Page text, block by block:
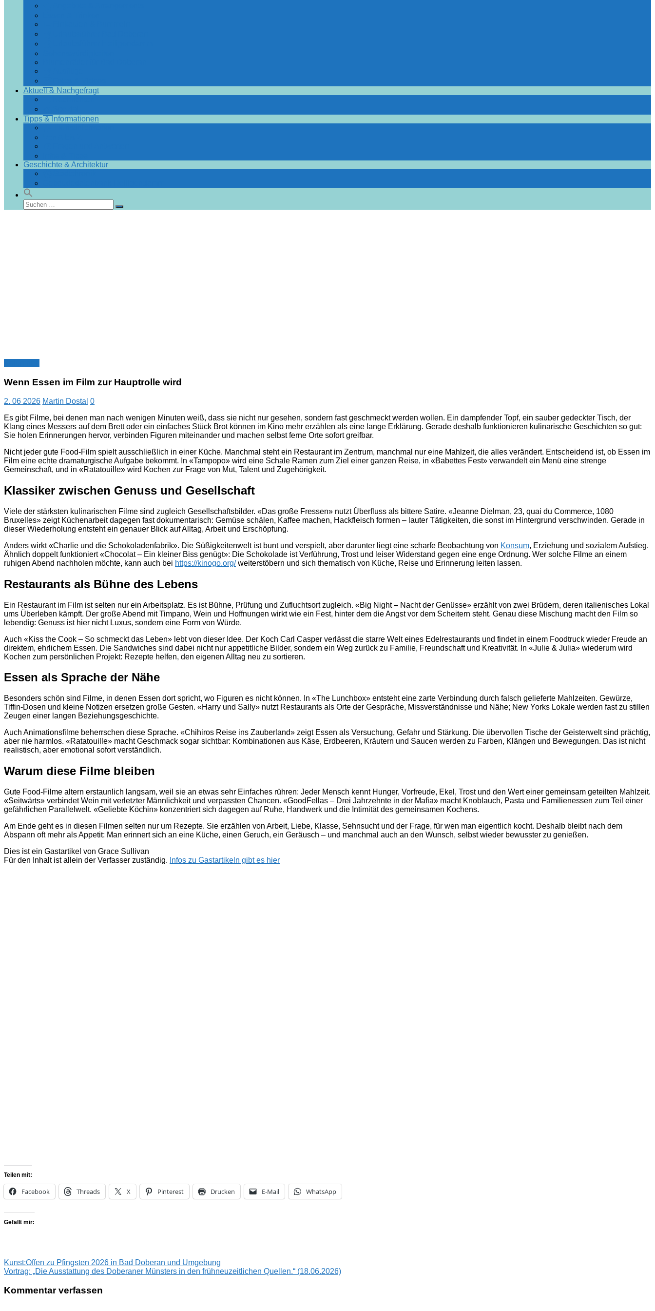
Aktuell & Nachgefragt
Tipps & Informationen
Geschichte & Architektur
Suchen
nach:
Suchen
Wenn Essen im Film zur Hauptrolle wird
2. 06 2026 Martin Dostal 0
Es gibt Filme, bei denen man nach wenigen Minuten weiß, dass sie nicht nur gesehen, sondern fast geschmeckt werden wollen. Ein dampfender Topf, ein sauber gedeckter Tisch, der
Klang eines Messers auf dem Brett oder ein einfaches Stück Brot können im Kino mehr erzählen als eine lange Erklärung. Gerade deshalb funktionieren kulinarische Geschichten so gut:
Sie holen Erinnerungen hervor, verbinden Figuren miteinander und machen selbst ferne Orte sofort greifbar.
Nicht jeder gute Food-Film spielt ausschließlich in einer Küche. Manchmal steht ein Restaurant im Zentrum, manchmal nur eine Mahlzeit, die alles verändert. Entscheidend ist, ob Essen im
Film eine echte dramaturgische Aufgabe bekommt. In «Tampopo» wird eine Schale Ramen zum Ziel einer ganzen Reise, in «Babettes Fest» verwandelt ein Menü eine strenge
Gemeinschaft, und in «Ratatouille» wird Kochen zur Frage von Mut, Talent und Zugehörigkeit.
Klassiker zwischen Genuss und Gesellschaft
Viele der stärksten kulinarischen Filme sind zugleich Gesellschaftsbilder. «Das große Fressen» nutzt Überfluss als bittere Satire. «Jeanne Dielman, 23, quai du Commerce, 1080
Bruxelles» zeigt Küchenarbeit dagegen fast dokumentarisch: Gemüse schälen, Kaffee machen, Hackfleisch formen – lauter Tätigkeiten, die sonst im Hintergrund verschwinden. Gerade in
dieser Wiederholung entsteht ein genauer Blick auf Alltag, Arbeit und Erschöpfung.
Anders wirkt «Charlie und die Schokoladenfabrik». Die Süßigkeitenwelt ist bunt und verspielt, aber darunter liegt eine scharfe Beobachtung von Konsum, Erziehung und sozialem Aufstieg.
Ähnlich doppelt funktioniert «Chocolat – Ein kleiner Biss genügt»: Die Schokolade ist Verführung, Trost und leiser Widerstand gegen eine enge Ordnung. Wer solche Filme an einem
ruhigen Abend nachholen möchte, kann auch bei https://kinogo.org/weiterstöbern und sich thematisch von Küche, Reise und Erinnerung leiten lassen.
Restaurants als Bühne des Lebens
Ein Restaurant im Film ist selten nur ein Arbeitsplatz. Es ist Bühne, Prüfung und Zufluchtsort zugleich. «Big Night – Nacht der Genüsse» erzählt von zwei Brüdern, deren italienisches Lokal
ums Überleben kämpft. Der große Abend mit Timpano, Wein und Hoffnungen wirkt wie ein Fest, hinter dem die Angst vor dem Scheitern steht. Genau diese Mischung macht den Film so
lebendig: Genuss ist hier nicht Luxus, sondern eine Form von Würde.
Auch «Kiss the Cook – So schmeckt das Leben» lebt von dieser Idee. Der Koch Carl Casper verlässt die starre Welt eines Edelrestaurants und findet in einem Foodtruck wieder Freude an
direktem, ehrlichem Essen. Die Sandwiches sind dabei nicht nur appetitliche Bilder, sondern ein Weg zurück zu Familie, Freundschaft und Kreativität. In «Julie & Julia» wiederum wird
Kochen zum persönlichen Projekt: Rezepte helfen, den eigenen Alltag neu zu sortieren.
Essen als Sprache der Nähe
Besonders schön sind Filme, in denen Essen dort spricht, wo Figuren es nicht können. In «The Lunchbox» entsteht eine zarte Verbindung durch falsch gelieferte Mahlzeiten. Gewürze,
Tiffin-Dosen und kleine Notizen ersetzen große Gesten. «Harry und Sally» nutzt Restaurants als Orte der Gespräche, Missverständnisse und Nähe; New Yorks Lokale werden fast zu stillen
Zeugen einer langen Beziehungsgeschichte.
Auch Animationsfilme beherrschen diese Sprache. «Chihiros Reise ins Zauberland» zeigt Essen als Versuchung, Gefahr und Stärkung. Die übervollen Tische der Geisterwelt sind prächtig,
aber nie harmlos. «Ratatouille» macht Geschmack sogar sichtbar: Kombinationen aus Käse, Erdbeeren, Kräutern und Saucen werden zu Farben, Klängen und Bewegungen. Das ist nicht
realistisch, aber emotional sofort verständlich.
Warum diese Filme bleiben
Gute Food-Filme altern erstaunlich langsam, weil sie an etwas sehr Einfaches rühren: Jeder Mensch kennt Hunger, Vorfreude, Ekel, Trost und den Wert einer gemeinsam geteilten Mahlzeit.
«Seitwärts» verbindet Wein mit verletzter Männlichkeit und verpassten Chancen. «GoodFellas – Drei Jahrzehnte in der Mafia» macht Knoblauch, Pasta und Familienessen zum Teil einer
gefährlichen Parallelwelt. «Geliebte Köchin» konzentriert sich dagegen auf Ruhe, Handwerk und die Intimität des gemeinsamen Kochens.
Am Ende geht es in diesen Filmen selten nur um Rezepte. Sie erzählen von Arbeit, Liebe, Klasse, Sehnsucht und der Frage, für wen man eigentlich kocht. Deshalb bleibt nach dem
Abspann oft mehr als Appetit: Man erinnert sich an eine Küche, einen Geruch, ein Geräusch – und manchmal auch an den Wunsch, selbst wieder bewusster zu genießen.
Dies ist ein Gastartikel von Grace Sullivan
Für den Inhalt ist allein der Verfasser zuständig. Infos zu Gastartikeln gibt es hier
Teilen mit:
Facebook Threads X Pinterest Drucken E-Mail WhatsApp
Gefällt mir:
Beitragsnavigation
Vorheriger
Beitrag:
Kunst:Offen zu Pfingsten 2026 in Bad Doberan und Umgebung
Nächster
Vortrag: „Die Ausstattung des Doberaner Münsters in den frühneuzeitlichen Quellen.“ (18.06.2026)
Kommentar verfassen